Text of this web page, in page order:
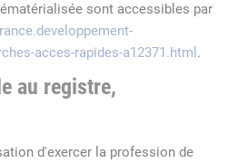
sont accessibles par
acces-rapides-a12371.html .
au registre,
d'exercer la profession de